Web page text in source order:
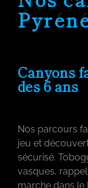
Canyons
dès 6 ans
Nos parcours
jeu et
sécurisé.
vasques,
marche dans le